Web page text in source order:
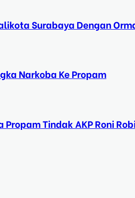
Surabaya Dengan
Narkoba Ke Propam
Tindak AKP Roni